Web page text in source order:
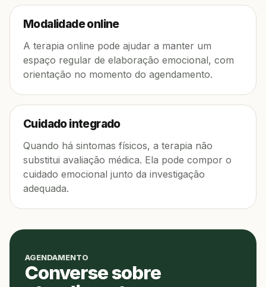
Modalidade online
A terapia online pode ajudar a manter um
espaço regular de elaboração emocional, com
orientação no momento do agendamento.
Cuidado integrado
Quando há sintomas físicos, a terapia não
substitui avaliação médica. Ela pode compor o
cuidado emocional junto da investigação
adequada.
AGENDAMENTO
Converse sobre